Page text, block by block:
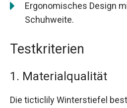
Ergonomisches Design
Schuhweite.
Testkriterien
1. Materialqualität
Die ticticlily Winterstiefel